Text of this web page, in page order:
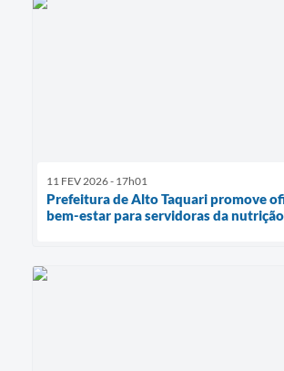
11 FEV 2026 - 17h01
Prefeitura de Alto Taquari promove
bem-estar para servidoras da